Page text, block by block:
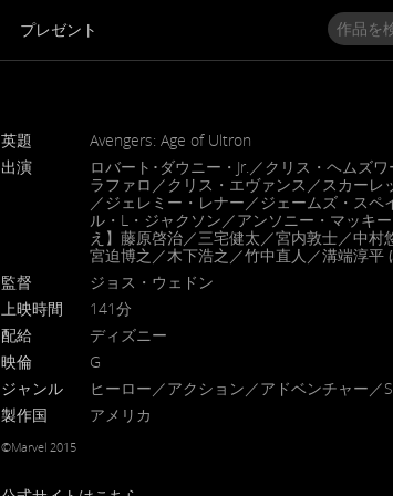
プレゼント
英題
Avengers: Age of Ultron
出演
ロバート･ダウニー・Jr.／クリス・ヘムズワ
ラファロ／クリス・エヴァンス／スカーレ
／ジェレミー・レナー／ジェームズ・スペ
ル・L・ジャクソン／アンソニー・マッキ
え】藤原啓治／三宅健太／宮内敦士／中村
宮迫博之／木下浩之／竹中直人／溝端淳平
監督
ジョス・ウェドン
上映時間
141分
配給
ディズニー
映倫
G
ジャンル
ヒーロー／アクション／アドベンチャー／
製作国
アメリカ
©︎Marvel 2015